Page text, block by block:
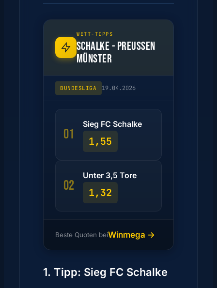
WETT-TIPPS
SCHALKE - PREUSSEN M
ÜNSTER
BUNDESLIGA 19.04.2026
01
Sieg FC Schalke
1,55
02
Unter 3,5 Tore
1,32
Beste Quoten beiWinmega →
1. Tipp: Sieg FC Schalke